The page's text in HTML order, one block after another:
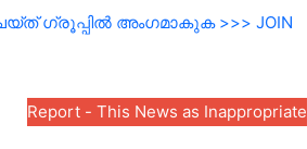
ഗ്രൂപ്പിൽ അംഗമാകുക >>> JOIN
Report - This News as Inappropriate